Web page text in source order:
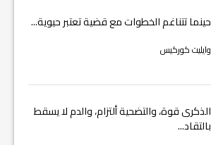
حينما تتناغم الخطوات مع قضية تعتبر حيوية...
وايليت كوركيس
الذكرى قوة، والتضحية ألتزام، والدم لا يسقط
بالتقاد...